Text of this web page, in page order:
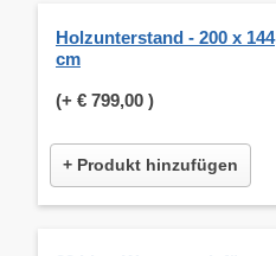
Holzunterstand - 200 x 144
cm
(+ € 799,00 )
+ Produkt hinzufügen